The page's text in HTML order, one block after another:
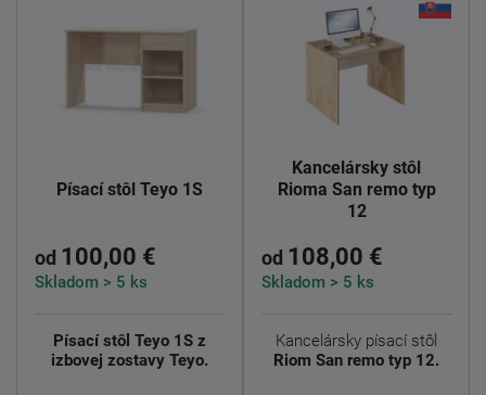
Písací stôl Teyo 1S
od 100,00 €
Skladom > 5 ks
Písací stôl Teyo 1S z
izbovej zostavy Teyo.
Kancelársky stôl
Rioma San remo typ
12
od 108,00 €
Skladom > 5 ks
Kancelársky písací stôl
Riom San remo typ 12.